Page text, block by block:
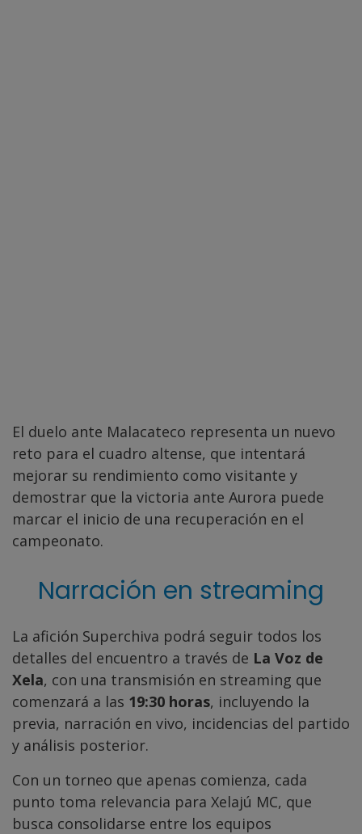
El duelo ante Malacateco representa un nuevo
reto para el cuadro altense, que intentará
mejorar su rendimiento como visitante y
demostrar que la victoria ante Aurora puede
marcar el inicio de una recuperación en el
campeonato.
Narración en streaming
La afición Superchiva podrá seguir todos los
detalles del encuentro a través de La Voz de
Xela, con una transmisión en streaming que
comenzará a las 19:30 horas, incluyendo la
previa, narración en vivo, incidencias del partido
y análisis posterior.
Con un torneo que apenas comienza, cada
punto toma relevancia para Xelajú MC, que
busca consolidarse entre los equipos